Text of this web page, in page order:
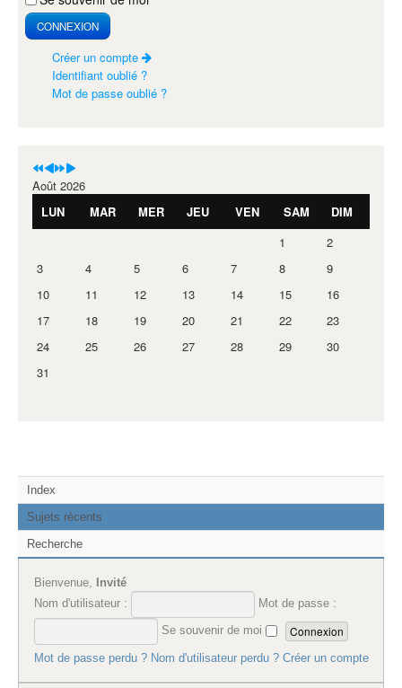
CONNEXION
Créer un compte
Identifiant oublié ?
Mot de passe oublié ?
Août 2026
LUN
MAR MER JEU VEN SAM
DIM
1
2
3
4 5 6 7 8
9
10
11 12 13 14 15
16
17
18 19 20 21 22
23
24
25 26 27 28 29
30
31
Index
Sujets récents
Recherche
Bienvenue,
Invité
Nom d'utilisateur :
Mot de passe :
Se souvenir de moi
Mot de passe perdu ? Nom d'utilisateur perdu ? Créer un compte